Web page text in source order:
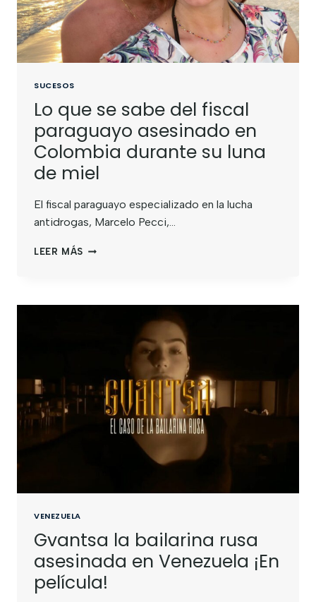
SUCESOS
Lo que se sabe del fiscal
paraguayo asesinado en
Colombia durante su luna
de miel
El fiscal paraguayo especializado en la lucha
antidrogas, Marcelo Pecci,…
LEER MÁS
VENEZUELA
Gvantsa la bailarina rusa
asesinada en Venezuela ¡En
película!